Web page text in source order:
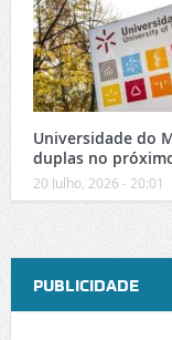
Universidade do
duplas no
20 Julho, 2026 - 20:01
PUBLICIDADE